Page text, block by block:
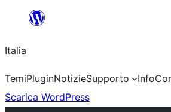
contenuto
Italia
TemiPluginNotizieSupporto Info
Scarica WordPress